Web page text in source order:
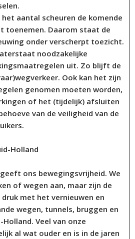
aantal scheuren de komende
toenemen. Daarom staat de
onder verscherpt toezicht.
noodzakelijke
uit. Zo blijft de
Ook kan het zijn
genomen moeten worden,
of het (tijdelijk) afsluiten
van de veiligheid van de
Holland
ons bewegingsvrijheid. We
of wegen aan, maar zijn de
met het vernieuwen en
wegen, tunnels, bruggen en
Veel van onze
al wat ouder en is in de jaren